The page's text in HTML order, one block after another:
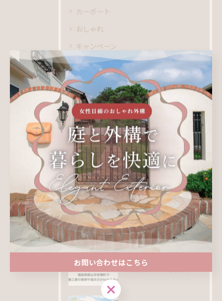
カーポート
おしゃれ
キャンペーン
ビフォーアフター
ブログ
新着情報
施工事例
最近の投稿 Recent Posts
2026/08/06
外構工事の良い日を賢く選ぶ！吉日や天候や工程で後悔ゼロの決め方
2026/07/30
お問い合わせはこちら
お問い合わせはこちら